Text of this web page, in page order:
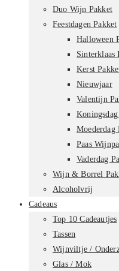
Duo Wijn Pakket
Feestdagen Pakket
Halloween
Sinterklaas
Kerst
Nieuwjaar
Valentijn
Moederdag
Paas
Vaderdag
Wijn & Borrel
Alcoholvrij
Cadeaus
Top 10 Cadeautjes
Tassen
Wijnviltje /
Glas / Mok